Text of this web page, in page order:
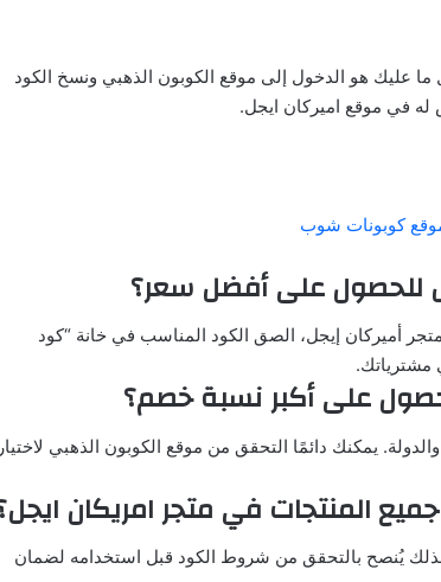
عليك هو الدخول إلى موقع الكوبون الذهبي ونسخ الكود
في موقع اميركان ايجل.
كوبونات شوب
أميركان إيجل، الصق الكود المناسب في خانة “كود
مشترياتك.
كبيرة تصل حتى 80% حسب المنتج والدولة. يمكنك دائمًا التحقق من موقع الكوبون الذهبي لاختيار
يُنصح بالتحقق من شروط الكود قبل استخدامه لضمان